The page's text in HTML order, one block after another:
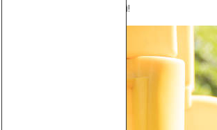
câu trả lời!